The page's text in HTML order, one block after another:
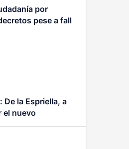
por
pese a fallo
De la Espriella, a
el nuevo